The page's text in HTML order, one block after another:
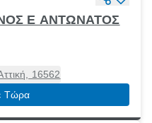
Ε ΑΝΤΩΝΑΤΟΣ
16562
Τώρα